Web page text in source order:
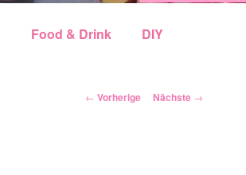
Food & Drink DIY
Artikelnavigation
← Vorherige Nächste →